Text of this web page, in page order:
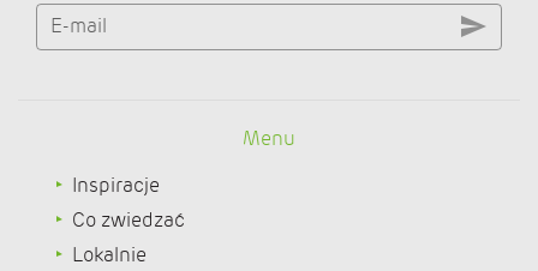
E-mail
Menu
Inspiracje
Co zwiedzać
Lokalnie